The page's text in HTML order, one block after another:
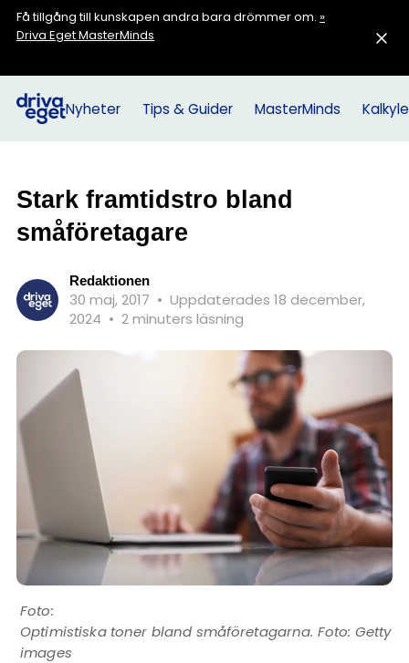
Få tillgång till kunskapen andra bara drömmer om. »
Driva Eget MasterMinds
Nyheter Tips & Guider MasterMinds
Stark framtidstro bland
småföretagare
Redaktionen
30 maj, 2017 • Uppdaterades 18 december,
2024 • 2 minuters läsning
Optimistiska toner bland småföretagarna. Foto: Getty
images